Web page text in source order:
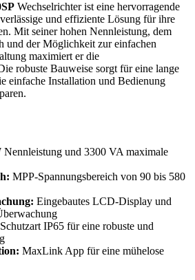
Wechselrichter ist eine hervorragende
und effiziente Lösung für ihre
Mit seiner hohen Nennleistung, dem
und der Möglichkeit zur einfachen
maximiert er die
robuste Bauweise sorgt für eine lange
einfache Installation und Bedienung
Nennleistung und 3300 VA maximale
MPP-Spannungsbereich von 90 bis 580
Eingebautes LCD-Display und
Schutzart IP65 für eine robuste und
MaxLink App für eine mühelose